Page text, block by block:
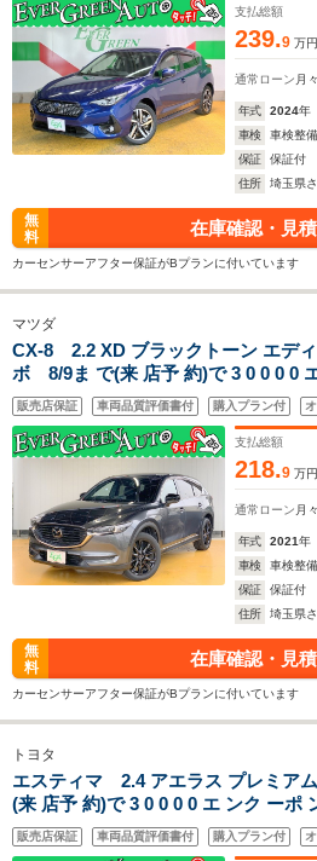
ォグ
支払総額
239.9 万円
通常ローン 月々
年式 2024年
車検
車検整
保証
保証付
住所
埼玉県
無
料
在庫確認・見
カーセンサーアフター保証がBプランに付いています
マツダ
CX-8 2.2 XD ブラックトーン エデ
ボ 8/9ま で(来 店予 約)で 3 0 0 0 0
ワンオーナー 禁煙車 純正SDナビ 衝
ター 車線逸脱警報 電動リアゲート
ットモニター
販売店保証 車両品質評価書付 購入プラン付
支払総額
218.9 万円
通常ローン 月々
年式 2021年
車検
車検整
保証
保証付
住所
埼玉県
無
料
在庫確認・見
カーセンサーアフター保証がBプランに付いています
トヨタ
エスティマ 2.4 アエラス プレミア
(来 店予 約)で 3 0 0 0 0 エ ンク ーポ
SDナビ 両側自動 バックカメラ ハー
オートライト ETC 純正18インチAW ミラーウインカー フルセ
販売店保証 車両品質評価書付 購入プラン付